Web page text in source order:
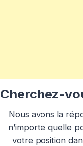
Cherchez-
Nous avons la
n’importe quelle
votre position